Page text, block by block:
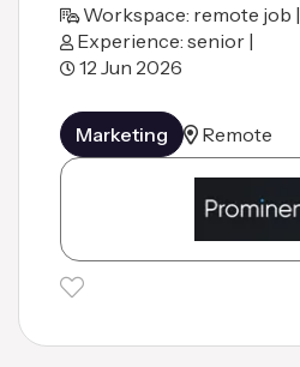
Workspace: remote job |
Experience: senior |
12 Jun 2026
Marketing Remote